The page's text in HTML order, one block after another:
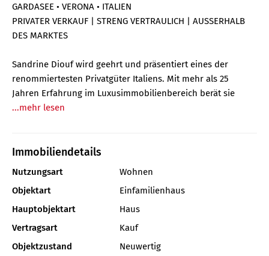
GARDASEE • VERONA • ITALIEN
PRIVATER VERKAUF | STRENG VERTRAULICH | AUSSERHALB
DES MARKTES
Sandrine Diouf wird geehrt und präsentiert eines der
renommiertesten Privatgüter Italiens. Mit mehr als 25
Jahren Erfahrung im Luxusimmobilienbereich berät sie
...mehr lesen
Immobiliendetails
Nutzungsart
Wohnen
Objektart
Einfamilienhaus
Hauptobjektart
Haus
Vertragsart
Kauf
Objektzustand
Neuwertig